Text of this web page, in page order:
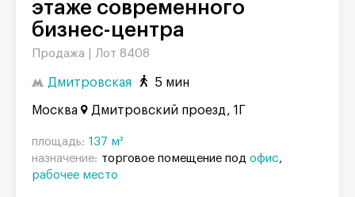
этаже современного
бизнес-центра
Продажа | Лот 8408
Дмитровская 5 мин
Москва Дмитровский проезд, 1Г
площадь: 137 м²
назначение: торговое помещение под офис
рабочее место